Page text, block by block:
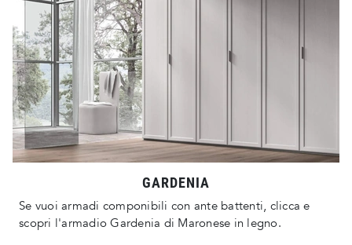
GARDENIA
Se vuoi armadi componibili con ante battenti, clicca e
scopri l'armadio Gardenia di Maronese in legno.